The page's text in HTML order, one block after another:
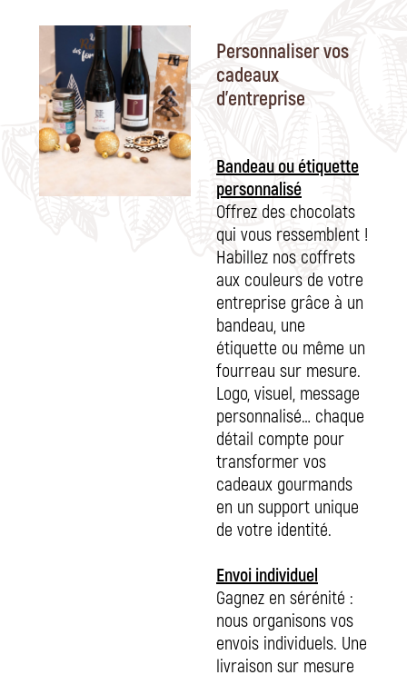
Personnaliser vos
cadeaux
d'entreprise
Bandeau ou étiquette
personnalisé
Offrez des chocolats
qui vous ressemblent !
Habillez nos coffrets
aux couleurs de votre
entreprise grâce à un
bandeau, une
étiquette ou même un
fourreau sur mesure.
Logo, visuel, message
personnalisé… chaque
détail compte pour
transformer vos
cadeaux gourmands
en un support unique
de votre identité.
Envoi individuel
Gagnez en sérénité :
nous organisons vos
envois individuels. Une
livraison sur mesure